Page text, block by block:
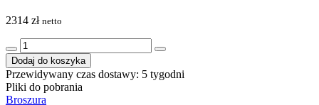
2314 zł netto
ilość
Analogowy
tester
rezystancji
uziemienia
Dodaj do koszyka
Przewidywany czas dostawy: 5 tygodni
Pliki do pobrania
Broszura